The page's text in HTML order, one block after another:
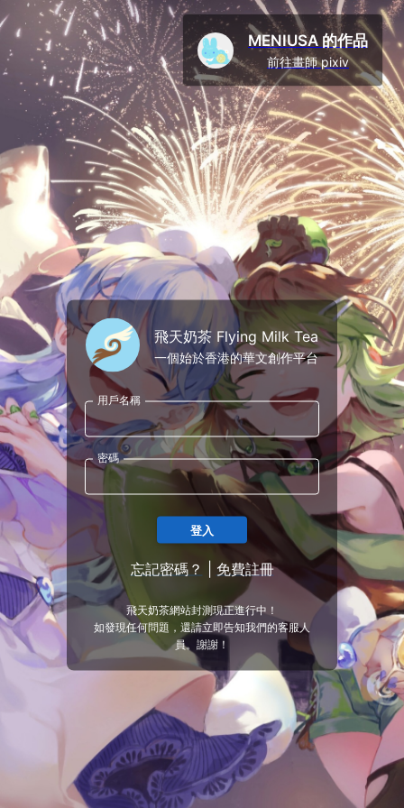
飛天奶茶 Flying Milk Tea
一個始於香港的華文創作平台
用戶名稱
密碼
登入
忘記密碼？ 免費註冊
飛天奶茶網站封測現正進行中！
如發現任何問題，還請立即告知我們的客服人
員。謝謝！
MENIUSA 的作品
前往畫師 pixiv